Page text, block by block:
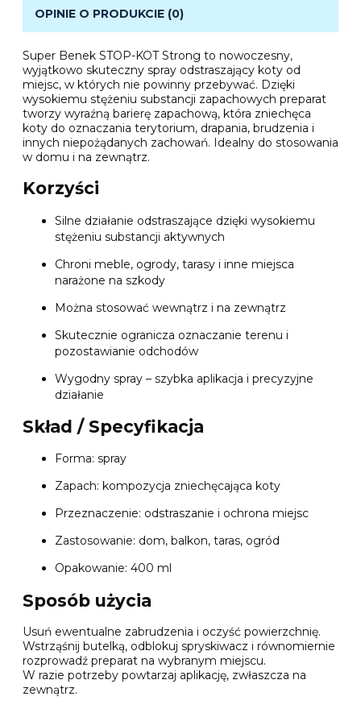
OPINIE O PRODUKCIE (0)
Super Benek STOP-KOT Strong to nowoczesny,
wyjątkowo skuteczny spray odstraszający koty od
miejsc, w których nie powinny przebywać. Dzięki
wysokiemu stężeniu substancji zapachowych preparat
tworzy wyraźną barierę zapachową, która zniechęca
koty do oznaczania terytorium, drapania, brudzenia i
innych niepożądanych zachowań. Idealny do stosowania
w domu i na zewnątrz.
Korzyści
Silne działanie odstraszające dzięki wysokiemu
stężeniu substancji aktywnych
Chroni meble, ogrody, tarasy i inne miejsca
narażone na szkody
Można stosować wewnątrz i na zewnątrz
Skutecznie ogranicza oznaczanie terenu i
pozostawianie odchodów
Wygodny spray – szybka aplikacja i precyzyjne
działanie
Skład / Specyfikacja
Forma: spray
Zapach: kompozycja zniechęcająca koty
Przeznaczenie: odstraszanie i ochrona miejsc
Zastosowanie: dom, balkon, taras, ogród
Opakowanie: 400 ml
Sposób użycia
Usuń ewentualne zabrudzenia i oczyść powierzchnię.
Wstrząśnij butelką, odblokuj spryskiwacz i równomiernie
rozprowadź preparat na wybranym miejscu.
W razie potrzeby powtarzaj aplikację, zwłaszcza na
zewnątrz.